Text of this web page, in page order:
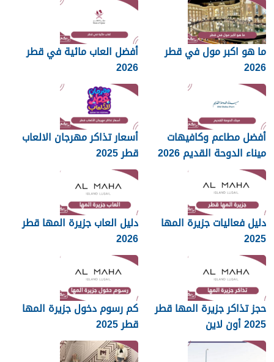
ما هو اكبر مول في قطر
2026
أفضل العاب مائية في قطر
2026
أفضل مطاعم وكافيهات
ميناء الدوحة القديم 2026
أسعار تذاكر مهرجان الالعاب
قطر 2025
دليل فعاليات جزيرة المها
2025
دليل العاب جزيرة المها قطر
2026
حجز تذاكر جزيرة المها قطر
2025 أون لاين
كم رسوم دخول جزيرة المها
قطر 2025